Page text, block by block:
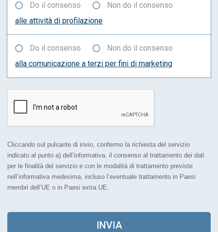
Do il consenso
Non do il consenso
alle attività di profilazione
Do il consenso
Non do il consenso
alla comunicazione a terzi per fini di marketing
Cliccando sul pulsante di invio, confermo la richiesta del servizio
indicato al punto a) dell’informativa, il consenso al trattamento dei dati
per le finalità del servizio e con le modalità di trattamento previste
nell’informativa medesima, incluso l’eventuale trattamento in Paesi
membri dell’UE o in Paesi extra UE.
INVIA